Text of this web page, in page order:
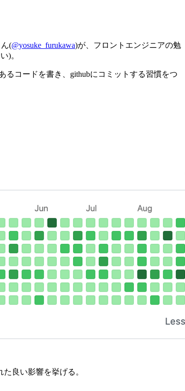
(@yosuke_furukawa)が、フロントエンジニアの勉
)。
るコードを書き、githubにコミットする習慣をつ
良い影響を挙げる。